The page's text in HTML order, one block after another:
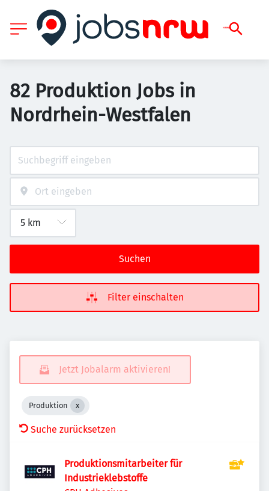
82 Produktion Jobs in
Nordrhein-Westfalen
Suchen
Filter einschalten
Jetzt Jobalarm aktivieren!
Produktion
Suche zurücksetzen
Produktionsmitarbeiter für
Industrieklebstoffe